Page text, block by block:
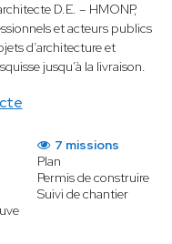
D.E. – HMONP,
et acteurs publics
d’architecture et
jusqu’à la livraison.
7 missions
Plan
Permis de construire
Suivi de chantier